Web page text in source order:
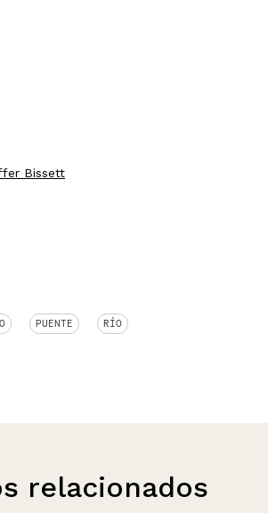
Bissett
PUENTE RÍO
relacionados